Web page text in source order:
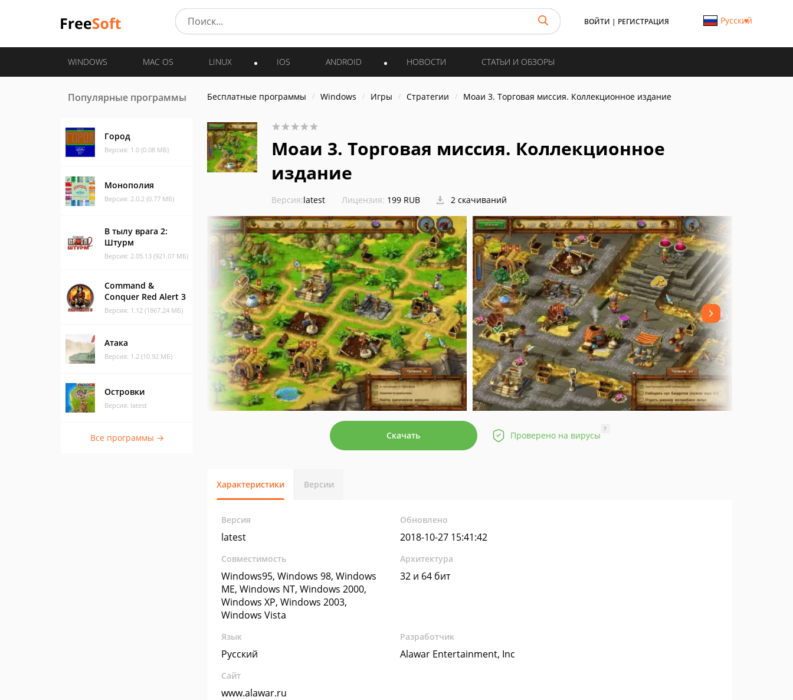
ВОЙТИ | РЕГИСТРАЦИЯ Русский
WINDOWS MAC OS LINUX IOS ANDROID НОВОСТИ СТАТЬИ И ОБЗОРЫ
Популярные программы
Город
Версия: 1.0 (0.08 МБ)
Монополия
Версия: 2.0.2 (0.77 МБ)
В тылу врага 2:
Штурм
Версия: 2.05.13 (921.07 МБ)
Command &
Conquer Red Alert 3
Версия: 1.12 (1867.24 МБ)
Атака
Версия: 1.2 (10.92 МБ)
Островки
Версия: latest
Все программы →
Бесплатные программы Windows Игры Стратегии Моаи 3. Торговая миссия. Коллекционное издание
Моаи 3. Торговая миссия. Коллекционное
издание
Версия:latest Лицензия: 199 RUB 2 скачиваний
Скачать Проверено на вирусы
?
Характеристики Версии
Версия
latest
Обновлено
2018-10-27 15:41:42
Совместимость
Windows95, Windows 98, Windows
ME, Windows NT, Windows 2000,
Windows XP, Windows 2003,
Windows Vista
Архитектура
32 и 64 бит
Язык
Русский
Разработчик
Alawar Entertainment, Inc
Сайт
www.alawar.ru